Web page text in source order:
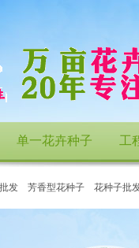
单一花卉种子 工
发 芳香型花种子 花种子批